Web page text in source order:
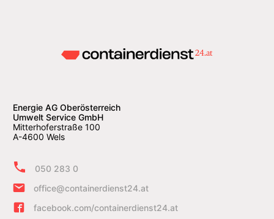
Energie AG Oberösterreich
Umwelt Service GmbH
Mitterhoferstraße 100
A-4600 Wels
050 283 0
office@containerdienst24.at
facebook.com/containerdienst24.at